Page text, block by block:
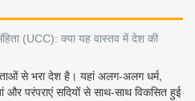
(UCC): क्या यह वास्तव में देश की
से भरा देश है। यहां अलग-अलग धर्म,
और परंपराएं सदियों से साथ-साथ विकसित हुई